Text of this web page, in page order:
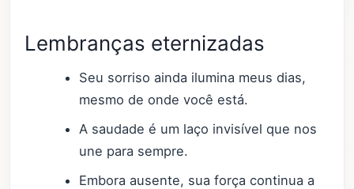
Lembranças eternizadas
Seu sorriso ainda ilumina meus dias,
mesmo de onde você está.
A saudade é um laço invisível que nos
une para sempre.
Embora ausente, sua força continua a